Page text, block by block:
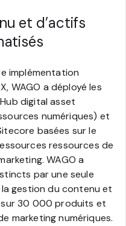
et d’actifs
implémentation
WAGO a déployé les
digital asset
numériques) et
basées sur le
ressources de
WAGO a
par une seule
gestion du contenu et
sur 30 000 produits et
marketing numériques.